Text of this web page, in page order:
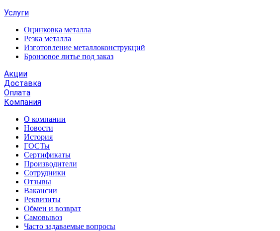
Услуги
Оцинковка металла
Резка металла
Изготовление металлоконструкций
Бронзовое литье под заказ
Акции
Доставка
Оплата
Компания
О компании
Новости
История
ГОСТы
Сертификаты
Производители
Сотрудники
Отзывы
Вакансии
Реквизиты
Обмен и возврат
Самовывоз
Часто задаваемые вопросы